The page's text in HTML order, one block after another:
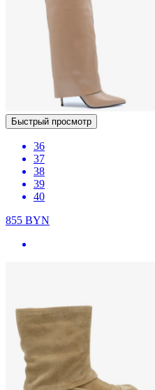
Быстрый просмотр
36
37
38
39
40
855 BYN